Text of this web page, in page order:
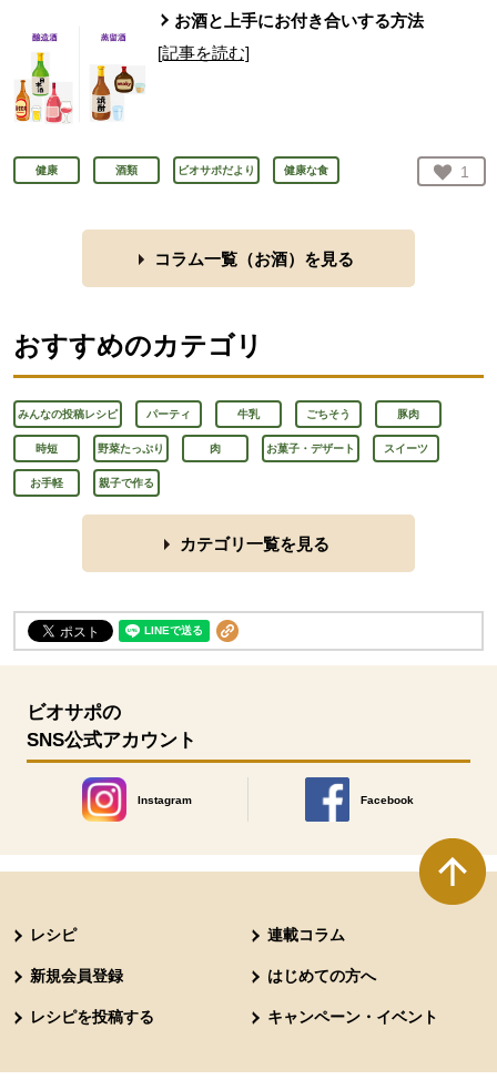
お酒と上手にお付き合いする方法
[記事を読む]
健康 酒類 ビオサポだより 健康な食 お気
1
人
コラム一覧（お酒）を見る
おすすめのカテゴリ
みんなの投稿レシピ パーティ 牛乳 ごちそう 豚肉
時短 野菜たっぷり 肉 お菓子・デザート スイーツ
お手軽 親子で作る
カテゴリ一覧を見る
ビオサポの
SNS公式アカウント
Instagram
別のウィンドウで開きます。
Facebook
別のウィンドウで開きます
レシピ 連載コラム
新規会員登録 はじめての方へ
レシピを投稿する キャンペーン・イベント